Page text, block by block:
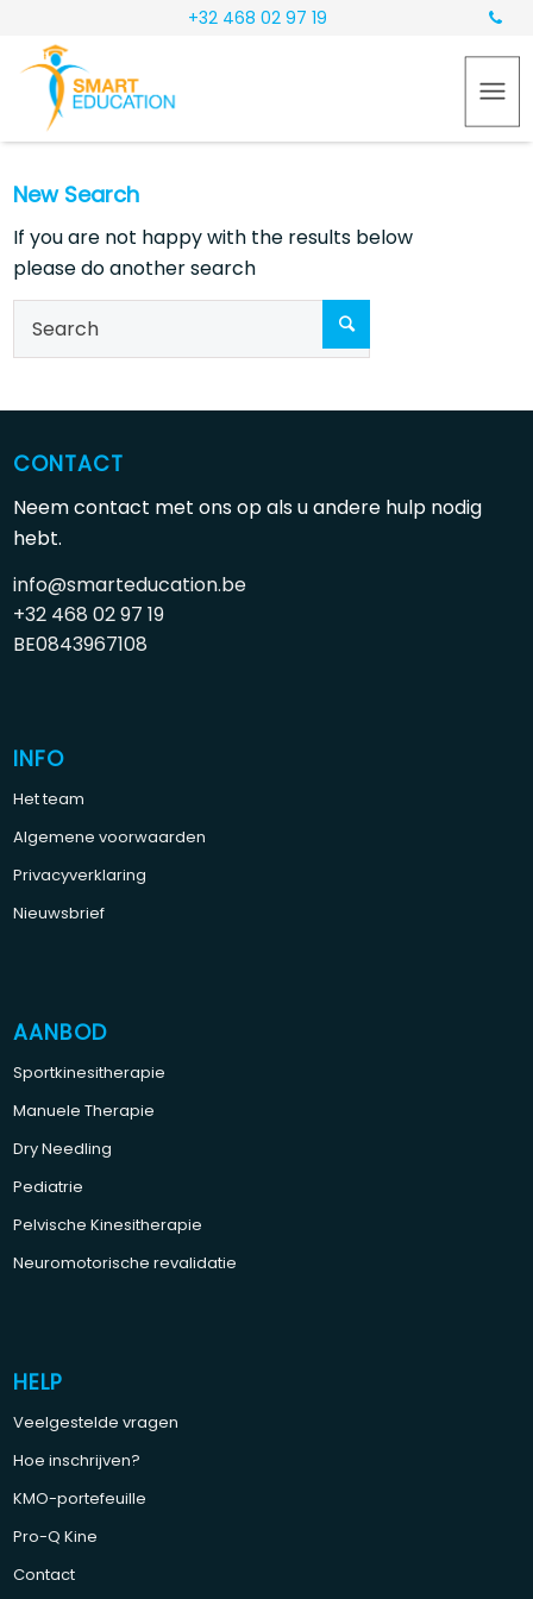
+32 468 02 97 19
New Search
If you are not happy with the results below
please do another search
CONTACT
Neem contact met ons op als u andere hulp nodig
hebt.
info@smarteducation.be
+32 468 02 97 19
BE0843967108
INFO
Het team
Algemene voorwaarden
Privacyverklaring
Nieuwsbrief
AANBOD
Sportkinesitherapie
Manuele Therapie
Dry Needling
Pediatrie
Pelvische Kinesitherapie
Neuromotorische revalidatie
HELP
Veelgestelde vragen
Hoe inschrijven?
KMO-portefeuille
Pro-Q Kine
Contact